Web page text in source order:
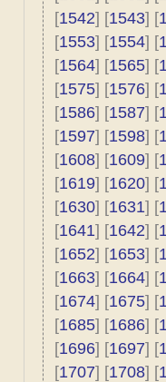
[1542] [1543] [
[1553] [1554] [
[1564] [1565] [
[1575] [1576] [
[1586] [1587] [
[1597] [1598] [
[1608] [1609] [
[1619] [1620] [
[1630] [1631] [
[1641] [1642] [
[1652] [1653] [
[1663] [1664] [
[1674] [1675] [
[1685] [1686] [
[1696] [1697] [
[1707] [1708] [